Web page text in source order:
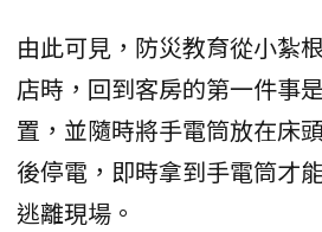
由此可見，防災教育從小紮
店時，回到客房的第一件事
置，並隨時將手電筒放在床
後停電，即時拿到手電筒才
逃離現場。